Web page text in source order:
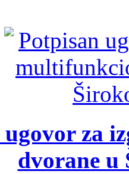
ugovor za
dvorane u